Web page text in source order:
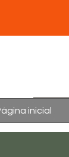
inicial